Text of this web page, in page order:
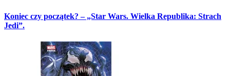
Koniec czy początek? – „Star Wars. Wielka Republika: Strach
Jedi”.